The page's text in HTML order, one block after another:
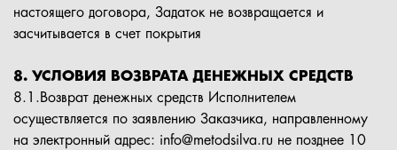
настоящего договора, Задаток не возвращается и
засчитывается в счет покрытия
8. УСЛОВИЯ ВОЗВРАТА ДЕНЕЖНЫХ СРЕДСТВ
8.1.Возврат денежных средств Исполнителем
осуществляется по заявлению Заказчика, направленному
на электронный адрес: info@metodsilva.ru не позднее 10